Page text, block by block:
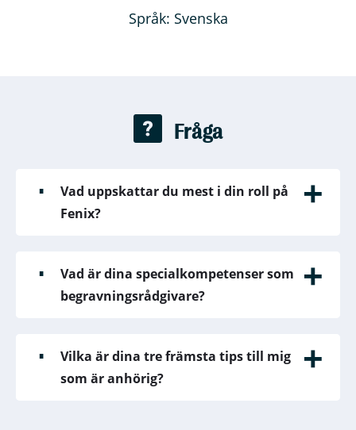
Språk: Svenska
Fråga
Vad uppskattar du mest i din roll på
Fenix?
Vad är dina specialkompetenser som
begravningsrådgivare?
Vilka är dina tre främsta tips till mig
som är anhörig?